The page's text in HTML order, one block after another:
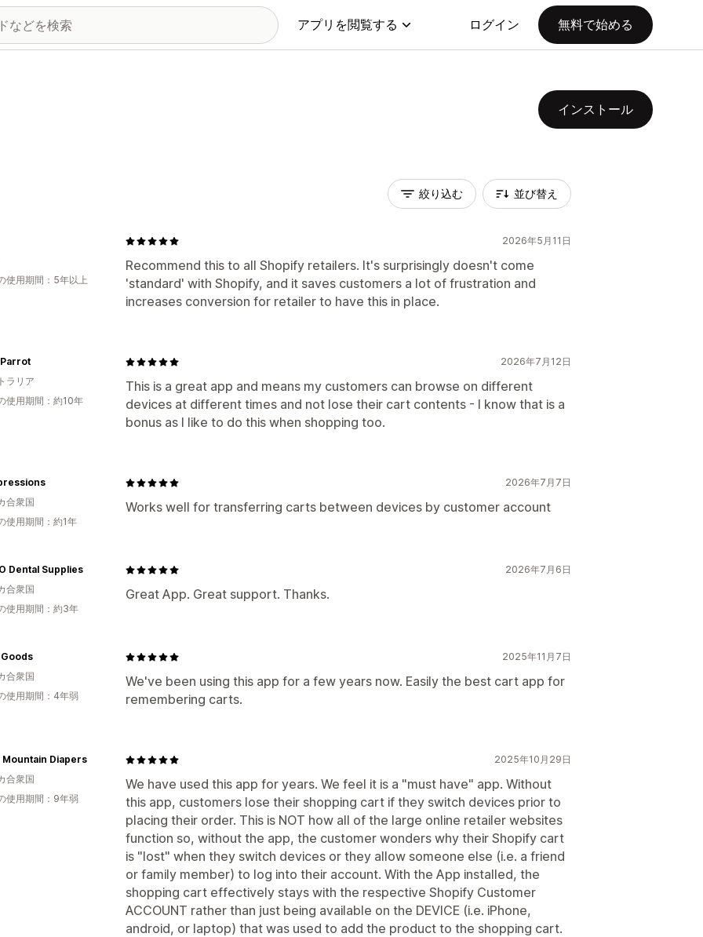
アプリを閲覧する ログイン 無料で始める
インストール
絞り込む 並び替え
2026年5月11日
Recommend this to all Shopify retailers. It's surprisingly doesn't come
'standard' with Shopify, and it saves customers a lot of frustration and
increases conversion for retailer to have this in place.
使用期間：5年以上
2026年7月12日
This is a great app and means my customers can browse on different
devices at different times and not lose their cart contents - I know that is a
bonus as I like to do this when shopping too.
ラリア
使用期間：約10年
2026年7月7日
Works well for transferring carts between devices by customer account
合衆国
使用期間：約1年
2026年7月6日
Great App. Great support. Thanks.
Dental Supplies
合衆国
使用期間：約3年
2025年11月7日
We've been using this app for a few years now. Easily the best cart app for
remembering carts.
合衆国
使用期間：4年弱
2025年10月29日
We have used this app for years. We feel it is a "must have" app. Without
this app, customers lose their shopping cart if they switch devices prior to
placing their order. This is NOT how all of the large online retailer websites
function so, without the app, the customer wonders why their Shopify cart
is "lost" when they switch devices or they allow someone else (i.e. a friend
or family member) to log into their account. With the App installed, the
shopping cart effectively stays with the respective Shopify Customer
ACCOUNT rather than just being available on the DEVICE (i.e. iPhone,
android, or laptop) that was used to add the product to the shopping cart.
Mountain Diapers
合衆国
使用期間：9年弱